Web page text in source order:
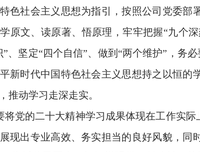
色社会主义思想为指引，按照公司党委
原文、读原著、悟原理，牢牢把握“九个
”、坚定“四个自信”、做到“两个维护”，务
平新时代中国特色社会主义思想持之以恒
推动学习走深走实。
将党的二十大精神学习成果体现在工作实
现出专业高效、务实担当的良好风貌，